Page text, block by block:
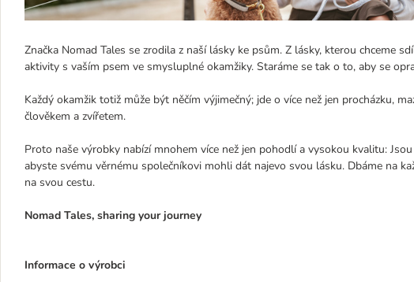
Značka Nomad Tales se zrodila z naší lásky ke psům. Z lásky, kterou chceme
aktivity s vaším psem ve smysluplné okamžiky. Staráme se tak o to, aby se
Každý okamžik totiž může být něčím výjimečný; jde o více než jen procházku,
člověkem a zvířetem.
Proto naše výrobky nabízí mnohem více než jen pohodlí a vysokou kvalitu:
abyste svému věrnému společníkovi mohli dát najevo svou lásku. Dbáme na
na svou cestu.
Nomad Tales, sharing your journey
Informace o výrobci